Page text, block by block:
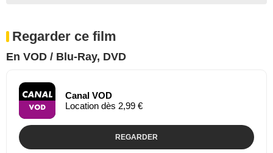
Regarder ce film
En VOD / Blu-Ray, DVD
Canal VOD
Location dès 2,99 €
REGARDER